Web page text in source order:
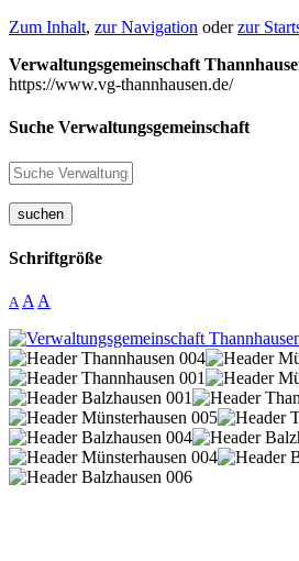
Zum Inhalt, zur Navigation oderzur
Verwaltungsgemeinschaft
https://www.vg-thannhausen.de/
Suche Verwaltungsgemeinschaft
suchen
Schriftgröße
A A A